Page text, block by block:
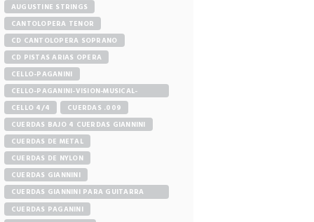
AUGUSTINE STRINGS
CANTOLOPERA TENOR
CD CANTOLOPERA SOPRANO
CD PISTAS ARIAS OPERA
CELLO-PAGANINI
CELLO-PAGANINI-VISION-MUSICAL-
STORE
CELLO 4/4
CUERDAS .009
CUERDAS BAJO 4 CUERDAS GIANNINI
CUERDAS DE METAL
CUERDAS DE NYLON
CUERDAS GIANNINI
CUERDAS GIANNINI PARA GUITARRA
ELÉCTRICA
CUERDAS PAGANINI